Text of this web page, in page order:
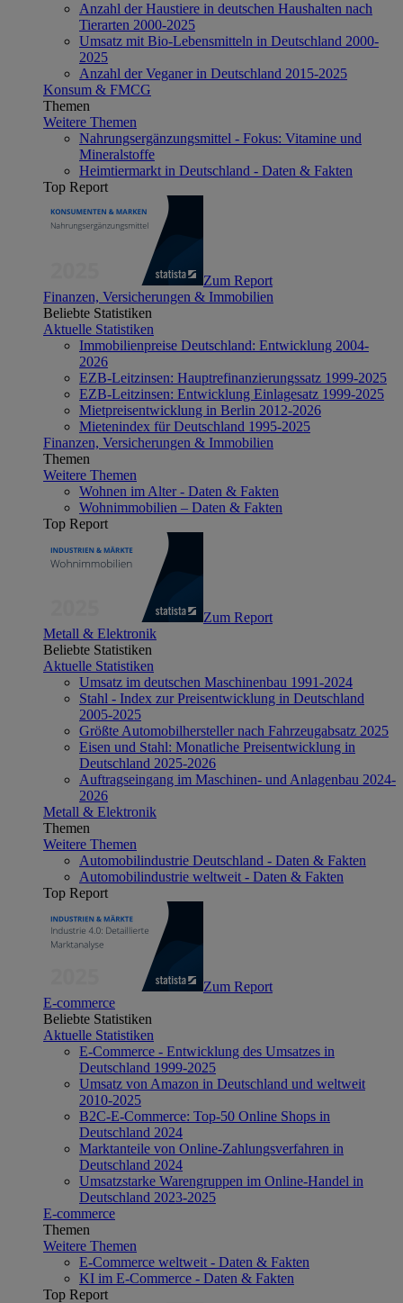
Anzahl der Haustiere in deutschen Haushalten nach
Tierarten 2000-2025
Umsatz mit Bio-Lebensmitteln in Deutschland 2000-
2025
Anzahl der Veganer in Deutschland 2015-2025
Konsum & FMCG
Themen
Weitere Themen
Nahrungsergänzungsmittel - Fokus: Vitamine und
Mineralstoffe
Heimtiermarkt in Deutschland - Daten & Fakten
Top Report
Zum Report
Finanzen, Versicherungen & Immobilien
Beliebte Statistiken
Aktuelle Statistiken
Immobilienpreise Deutschland: Entwicklung 2004-
2026
EZB-Leitzinsen: Hauptrefinanzierungssatz 1999-2025
EZB-Leitzinsen: Entwicklung Einlagesatz 1999-2025
Mietpreisentwicklung in Berlin 2012-2026
Mietenindex für Deutschland 1995-2025
Finanzen, Versicherungen & Immobilien
Themen
Weitere Themen
Wohnen im Alter - Daten & Fakten
Wohnimmobilien – Daten & Fakten
Top Report
Zum Report
Metall & Elektronik
Beliebte Statistiken
Aktuelle Statistiken
Umsatz im deutschen Maschinenbau 1991-2024
Stahl - Index zur Preisentwicklung in Deutschland
2005-2025
Größte Automobilhersteller nach Fahrzeugabsatz 2025
Eisen und Stahl: Monatliche Preisentwicklung in
Deutschland 2025-2026
Auftragseingang im Maschinen- und Anlagenbau 2024-
2026
Metall & Elektronik
Themen
Weitere Themen
Automobilindustrie Deutschland - Daten & Fakten
Automobilindustrie weltweit - Daten & Fakten
Top Report
Zum Report
E-commerce
Beliebte Statistiken
Aktuelle Statistiken
E-Commerce - Entwicklung des Umsatzes in
Deutschland 1999-2025
Umsatz von Amazon in Deutschland und weltweit
2010-2025
B2C-E-Commerce: Top-50 Online Shops in
Deutschland 2024
Marktanteile von Online-Zahlungsverfahren in
Deutschland 2024
Umsatzstarke Warengruppen im Online-Handel in
Deutschland 2023-2025
E-commerce
Themen
Weitere Themen
E-Commerce weltweit - Daten & Fakten
KI im E-Commerce - Daten & Fakten
Top Report